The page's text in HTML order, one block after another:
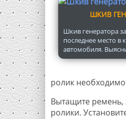
ШКИВ
Шкив генератора
последнее место в
автомобиля.
ролик
Вытащите ремень,
ролики.